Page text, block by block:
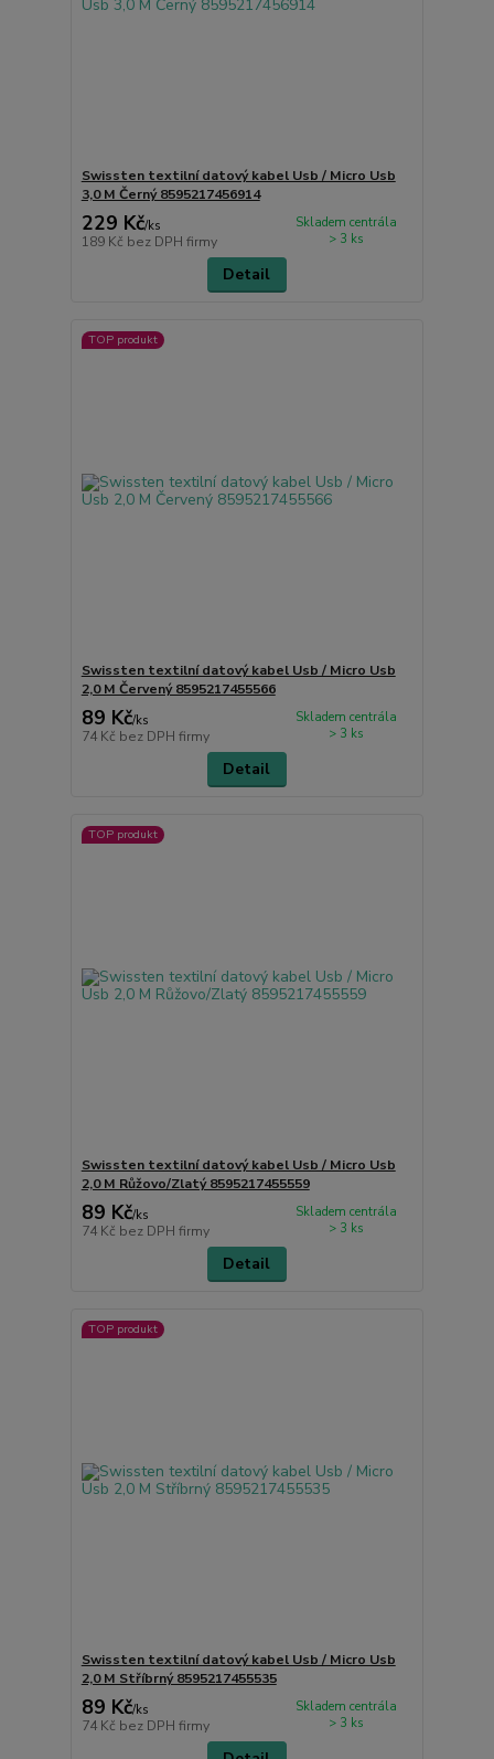
Swissten textilní datový kabel Usb / Micro Usb
3,0 M Černý 8595217456914
229 Kč/ks
189 Kč bez DPH firmy
Skladem centrála
> 3 ks
Detail
TOP produkt
Swissten textilní datový kabel Usb / Micro Usb
2,0 M Červený 8595217455566
89 Kč/ks
74 Kč bez DPH firmy
Skladem centrála
> 3 ks
Detail
TOP produkt
Swissten textilní datový kabel Usb / Micro Usb
2,0 M Růžovo/Zlatý 8595217455559
89 Kč/ks
74 Kč bez DPH firmy
Skladem centrála
> 3 ks
Detail
TOP produkt
Swissten textilní datový kabel Usb / Micro Usb
2,0 M Stříbrný 8595217455535
89 Kč/ks
74 Kč bez DPH firmy
Skladem centrála
> 3 ks